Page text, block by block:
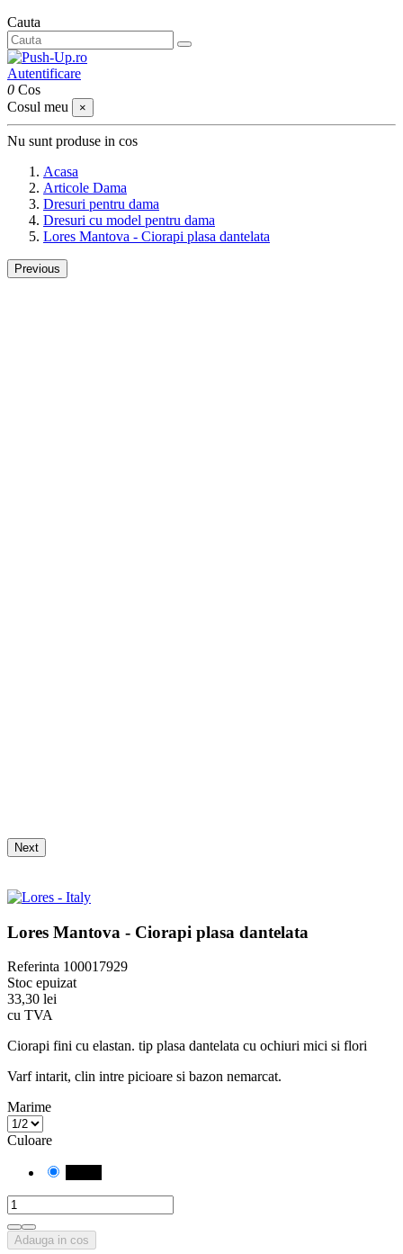
Cauta
Autentificare
0 Cos
Cosul meu
×
Nu sunt produse in cos
Acasa
Articole Dama
Dresuri pentru dama
Dresuri cu model pentru dama
Lores Mantova - Ciorapi plasa dantelata
Previous
Next
Lores Mantova - Ciorapi plasa dantelata
Referinta 100017929
Stoc epuizat
33,30 lei
cu TVA
Ciorapi fini cu elastan. tip plasa dantelata cu ochiuri mici si flori
Varf intarit, clin intre picioare si bazon nemarcat.
Marime
Culoare
Adauga in cos